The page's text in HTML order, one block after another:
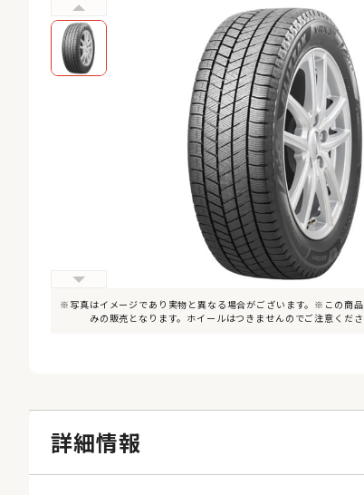
※写真はイメージであり実物と異なる場合がございます。※この商
みの販売となります。ホイールはつきませんのでご注意くださ
詳細情報